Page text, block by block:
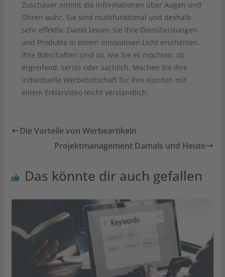
Zuschauer nimmt die Informationen über Augen und
Ohren wahr. Sie sind multifunktional und deshalb
sehr effektiv. Damit lassen Sie Ihre Dienstleistungen
und Produkte in einem innovativen Licht erscheinen.
Ihre Botschaften sind so, wie Sie es möchten, ob
ergreifend, seriös oder sachlich. Machen Sie Ihre
individuelle Werbebotschaft für Ihre Kunden mit
einem Erklärvideo leicht verständlich.
Die Vorteile von Werbeartikeln
Projektmanagement Damals und Heute
Das könnte dir auch gefallen